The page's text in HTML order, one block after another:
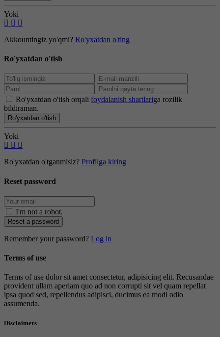
Yoki
Akkountingiz yo'qmi? Ro'yxatdan o'ting
Ro'yxatdan o'tish
Ro'yxatdan o'tish orqali foydalanish shartlariga rozilik
bildiraman.
Ro'yxatdan o'tish
Yoki
Ro'yxatdan o'tganmisiz? Profilga kiring
Reset password
I'm not a robot.
Reset a password
Remember your password? Log in
Terms of use
Terms of use dolor sit amet consectetur, adipisicing elit. Recusandae
provident ullam aperiam quo ad non corrupti sit vel quam repellat
ipsa quod sed, repellendus adipisci, ducimus ea modi odio
assumenda.
Disclaimers